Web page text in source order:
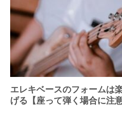
エレキベースのフォームは
げる【座って弾く場合に注意